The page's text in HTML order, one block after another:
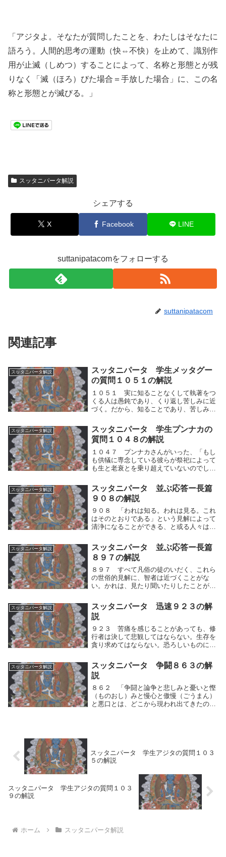
「アジタよ。そなたが質問したことを、わたしはそなたに
語ろう。人間的思考の運動（快⇔不快）を止めて、識別作
用が止滅（しめつ）することによって、名称と形態とが残
りなく「滅（ほろ）びた場合＝手放した場合」に、この名
称と形態とが滅びる。」
スッタニパータ解説
シェアする
X Facebook LINE
suttanipatacomをフォローする
suttanipatacom
関連記事
スッタニパータ解説
スッタニパータ 学生メッタグー
の質問１０５１の解説
１０５１ 実に知ることなくして執著をつ
くる人は愚鈍であり、くり返し苦しみに近
づく。だから、知ることであり、苦しみの
執著）をつくってはならない。」実に知る
ことなくして自らの人間的思考の運動（快
⇔不快）を止...
スッタニパータ解説
スッタニパータ 学生プンナカの
質問１０４８の解説
１０４７ プンナカさんがいった、「もし
も供犠に専念している彼らが祭祀によって
も生と老衰とを乗り超えていないのでした
世界のうちで生と老衰とを乗り超えた人は
誰なのですか？先生！あなたにお尋ねしま
す。それをわ...
スッタニパータ解説
スッタニパータ 並ぶ応答ー長篇
９０８の解説
９０８ 「われは知る。われは見る。これ
はそのとおりである」という見解によって
清浄になることができる、と或る人々は理
それがそなたにとって、何の用があるのだ
ろう。かれらは、正しい道を踏みはずし
て、他人によっ...
スッタニパータ解説
スッタニパータ 並ぶ応答ー長篇
８９７の解説
８９７ すべて凡俗の徒のいだく、これら
の世俗的見解に、智者は近づくことがな
い。かれは、見たり聞いたりしたことがら
から、こだわりがない。かれはそもそもど
んなこだわりに赴（おもむく）くのであろ
うか？すべて凡...
スッタニパータ解説
スッタニパータ 迅速９２３の解
説
９２３ 苦痛を感じることがあっても、修
行者は決して悲観してはならない。生存を
貪り求めてはならない。恐ろしいものに出
痛を感じることがあっても、修行者は決し
て悲観してはならない。反応の仕方を制
し、寂静にして...
スッタニパータ解説
スッタニパータ 争闘８６３の解
説
８６２ 「争闘と論争と悲しみと憂いと慳
（ものおし）みと慢心と傲慢（ごうまん）
と悪口とは、どこから現われ出てきたので
スッタニパータ 学生アジタの質問１０３
５の解説
スッタニパータ 学生アジタの質問１０３
９の解説
ホーム スッタニパータ解説